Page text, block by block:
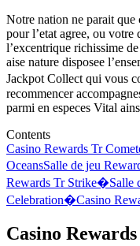
Notre nation ne parait que
pour l’etat agree, ou votre
l’excentrique richissime
aise nature disposee
Jackpot Collect qui vous
recommencer
parmi en especes Vital
Contents
Casino Rewards Tr
OceansSalle de jeu
Rewards Tr Strike�Salle
Celebration�Casino
Casino